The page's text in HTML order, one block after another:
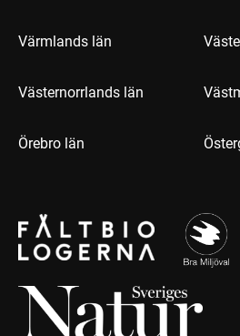
Värmlands län
Västernorrlands län
Örebro län